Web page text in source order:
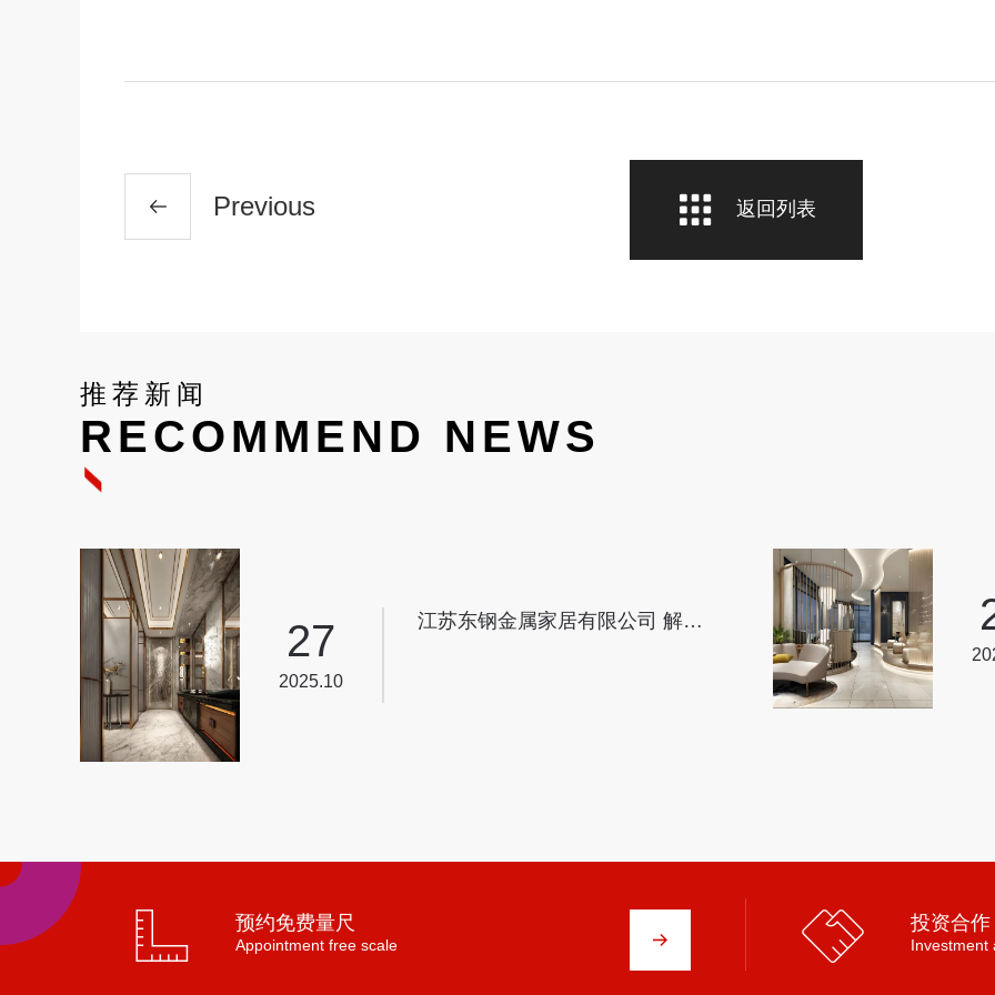
Previous 返回列表
推荐新闻
RECOMMEND NEWS
27
2025.10
江苏东钢金属家居有限公司 解锁
预约免费量尺
Appointment free scale
投资合作
Investment